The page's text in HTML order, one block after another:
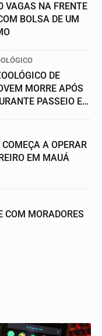
VAGAS NA FRENTE
BOLSA DE UM
DE
MORRE APÓS
PASSEIO EM
A OPERAR
EM MAUÁ
COM MORADORES